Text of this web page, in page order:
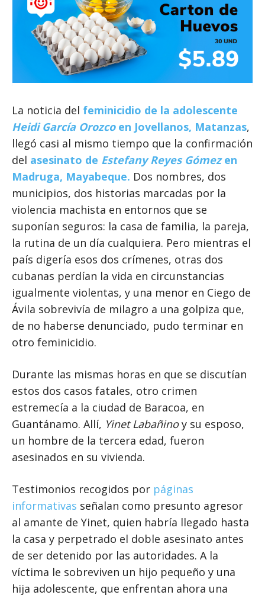
La noticia del feminicidio de la adolescente
Heidi García Orozcoen Jovellanos, Matanzas,
llegó casi al mismo tiempo que la confirmación
del asesinato de Estefany Reyes Gómezen
Madruga, Mayabeque. Dos nombres, dos
municipios, dos historias marcadas por la
violencia machista en entornos que se
suponían seguros: la casa de familia, la pareja,
la rutina de un día cualquiera. Pero mientras el
país digería esos dos crímenes, otras dos
cubanas perdían la vida en circunstancias
igualmente violentas, y una menor en Ciego de
Ávila sobrevivía de milagro a una golpiza que,
de no haberse denunciado, pudo terminar en
otro feminicidio.
Durante las mismas horas en que se discutían
estos dos casos fatales, otro crimen
estremecía a la ciudad de Baracoa, en
Guantánamo. Allí, Yinet Labañinoy su esposo,
un hombre de la tercera edad, fueron
asesinados en su vivienda.
Testimonios recogidos por páginas
informativas señalan como presunto agresor
al amante de Yinet, quien habría llegado hasta
la casa y perpetrado el doble asesinato antes
de ser detenido por las autoridades. A la
víctima le sobreviven un hijo pequeño y una
hija adolescente, que enfrentan ahora una